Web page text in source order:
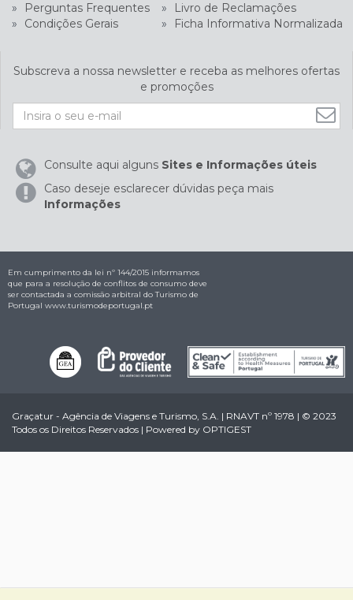
»
Perguntas Frequentes »
Livro de Reclamações
»
Condições Gerais » Ficha Informativa Normalizada
Subscreva a nossa newsletter e receba as melhores ofertas
e promoções
Consulte aqui alguns Sites e Informações úteis
Caso deseje esclarecer dúvidas peça mais
Informações
Em cumprimento da lei nº 144/2015 informamos
que para a resolução de conflitos de consumo deve
ser contactada a comissão arbitral do Turismo de
Portugal www.turismodeportugal.pt
Graçatur - Agência de Viagens e Turismo, S.A. | RNAVT nº 1978 | © 2023
Todos os Direitos Reservados | Powered by OPTIGEST